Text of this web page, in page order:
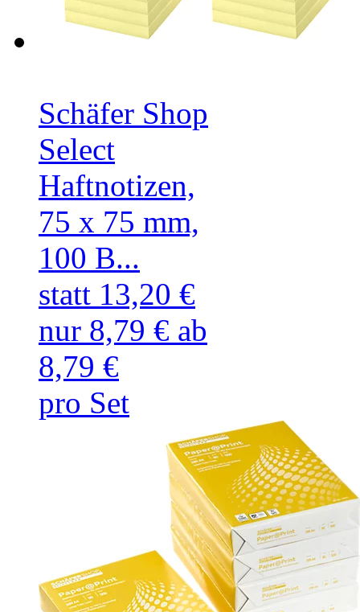
Schäfer Shop
Select
Haftnotizen,
75 x 75 mm,
100 B...
statt 13,20 €
nur 8,79 € ab
8,79 €
pro Set